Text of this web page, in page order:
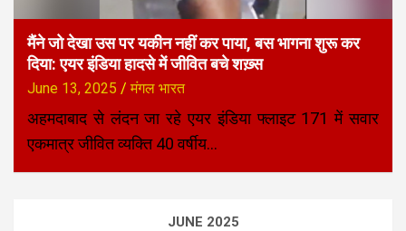
मैंने जो देखा उस पर यकीन नहीं कर पाया, बस भागना शुरू कर
दिया: एयर इंडिया हादसे में जीवित बचे शख़्स
June 13, 2025 मंगल भारत
अहमदाबाद से लंदन जा रहे एयर इंडिया फ्लाइट 171 में सवार
एकमात्र जीवित व्यक्ति 40 वर्षीय…
JUNE 2025